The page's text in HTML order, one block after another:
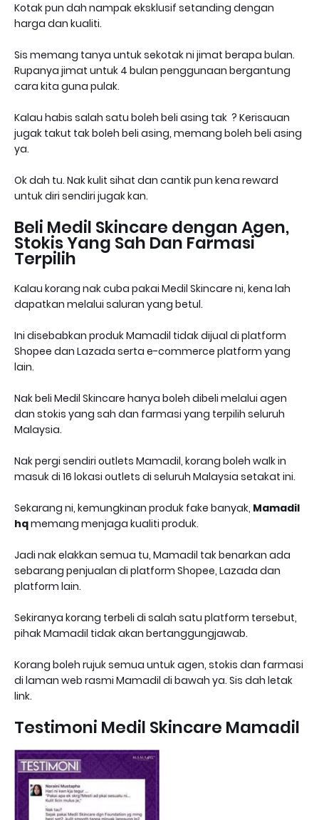
Kotak pun dah nampak eksklusif setanding dengan
harga dan kualiti.
Sis memang tanya untuk sekotak ni jimat berapa bulan.
Rupanya jimat untuk 4 bulan penggunaan bergantung
cara kita guna pulak.
Kalau habis salah satu boleh beli asing tak ? Kerisauan
jugak takut tak boleh beli asing, memang boleh beli asing
ya.
Ok dah tu. Nak kulit sihat dan cantik pun kena reward
untuk diri sendiri jugak kan.
Beli Medil Skincare dengan Agen,
Stokis Yang Sah Dan Farmasi
Terpilih
Kalau korang nak cuba pakai Medil Skincare ni, kena lah
dapatkan melalui saluran yang betul.
Ini disebabkan produk Mamadil tidak dijual di platform
Shopee dan Lazada serta e-commerce platform yang
lain.
Nak beli Medil Skincare hanya boleh dibeli melalui agen
dan stokis yang sah dan farmasi yang terpilih seluruh
Malaysia.
Nak pergi sendiri outlets Mamadil, korang boleh walk in
masuk di 16 lokasi outlets di seluruh Malaysia setakat ini.
Sekarang ni, kemungkinan produk fake banyak, Mamadil
hqmemang menjaga kualiti produk.
Jadi nak elakkan semua tu, Mamadil tak benarkan ada
sebarang penjualan di platform Shopee, Lazada dan
platform lain.
Sekiranya korang terbeli di salah satu platform tersebut,
pihak Mamadil tidak akan bertanggungjawab.
Korang boleh rujuk semua untuk agen, stokis dan farmasi
di laman web rasmi Mamadil di bawah ya. Sis dah letak
link.
Testimoni Medil Skincare Mamadil